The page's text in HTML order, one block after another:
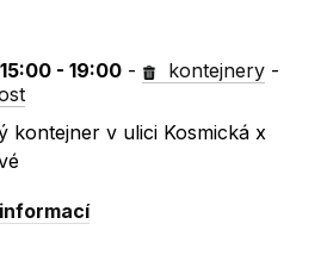
- 19:00 - kontejnery -
kontejner v ulici Kosmická x